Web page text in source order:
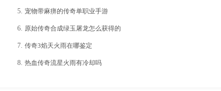
宠物带麻痹的传奇单职业手游
原始传奇合成绿玉屠龙怎么获得的
传奇3焰天火雨在哪鉴定
热血传奇流星火雨有冷却吗